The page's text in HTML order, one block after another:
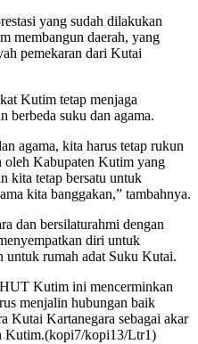
yang sudah dilakukan
membangun daerah, yang
pemekaran dari Kutai
Kutim tetap menjaga
berbeda suku dan agama.
agama, kita harus tetap rukun
oleh Kabupaten Kutim yang
kita tetap bersatu untuk
kita banggakan,” tambahnya.
dan bersilaturahmi dengan
diri untuk
untuk rumah adat Suku Kutai.
Kutim ini mencerminkan
menjalin hubungan baik
Kutai Kartanegara sebagai akar
Kutim.(kopi7/kopi13/Ltr1)